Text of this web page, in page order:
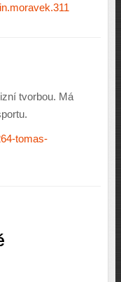
tvorbou. Má
tomas-